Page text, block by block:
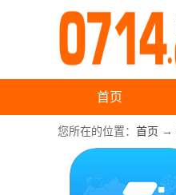
首页
您所在的位置： 首页 →